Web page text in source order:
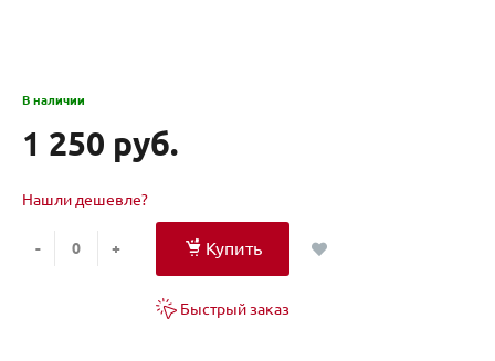
В наличии
1 250 руб.
Нашли дешевле?
- + Купить
Быстрый заказ